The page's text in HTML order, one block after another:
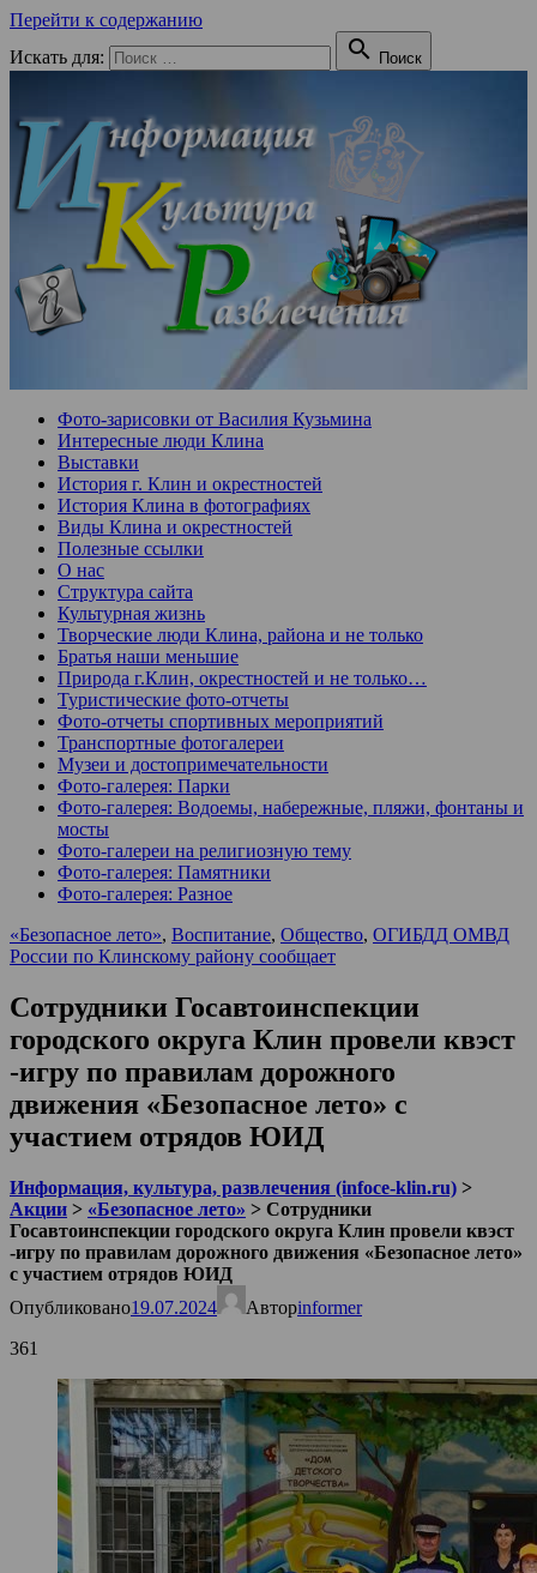
Перейти к содержанию
Искать для:
 Поиск
Фото-зарисовки от Василия Кузьмина
Интересные люди Клина
Выставки
История г. Клин и окрестностей
История Клина в фотографиях
Виды Клина и окрестностей
Полезные ссылки
О нас
Структура сайта
Культурная жизнь
Творческие люди Клина, района и не только
Братья наши меньшие
Природа г.Клин, окрестностей и не только…
Туристические фото-отчеты
Фото-отчеты спортивных мероприятий
Транспортные фотогалереи
Музеи и достопримечательности
Фото-галерея: Парки
Фото-галерея: Водоемы, набережные, пляжи, фонтаны и
мосты
Фото-галереи на религиозную тему
Фото-галерея: Памятники
Фото-галерея: Разное
«Безопасное лето», Воспитание, Общество, ОГИБДД ОМВД
России по Клинскому району сообщает
Сотрудники Госавтоинспекции
городского округа Клин провели квэст
-игру по правилам дорожного
движения «Безопасное лето» с
участием отрядов ЮИД
Информация, культура, развлечения (infoce-klin.ru) >
Акции > «Безопасное лето» > Сотрудники
Госавтоинспекции городского округа Клин провели квэст
-игру по правилам дорожного движения «Безопасное лето»
с участием отрядов ЮИД
Опубликовано19.07.2024 Авторinformer
361